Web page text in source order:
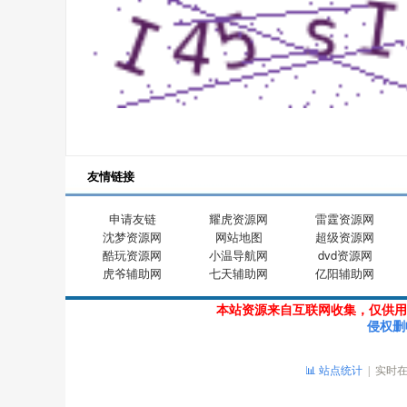
友情链接
申请友链 耀虎资源网
雷霆资源网
沈梦资源网
网站地图
超级资源网
酷玩资源网
小温导航网
dvd资源网
虎爷辅助网
七天辅助网 亿阳辅助网
本站资源来自互联网收集，仅供
侵权
📊 站点统计| 实时